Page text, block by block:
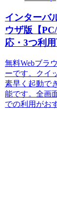
インターバ
ウザ版【
応・3つ利用
無料Webブラ
ーです。クイ
素早く起動で
能です。全画
での利用がお